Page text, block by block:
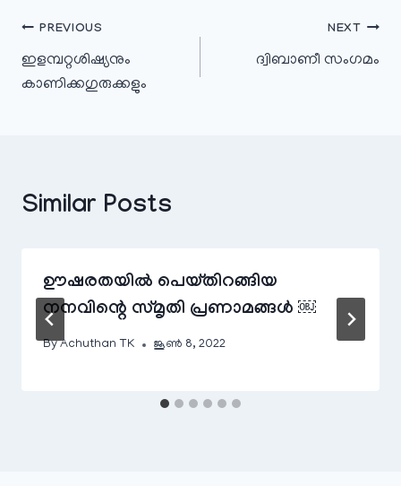
പോസ്റ്റുകളിലൂടെ
PREVIOUS
ഇളമ്പറ്റശിഷ്യനും
കാണിക്കഗുരുക്കളും
NEXT
ദ്വിബാണീ സംഗമം
Similar Posts
ഊഷരതയിൽ പെയ്തിറങ്ങിയ
നനവിന്റെ സ്മൃതി പ്രണാമങ്ങൾ ￼
By Achuthan TK ജൂൺ 8, 2022